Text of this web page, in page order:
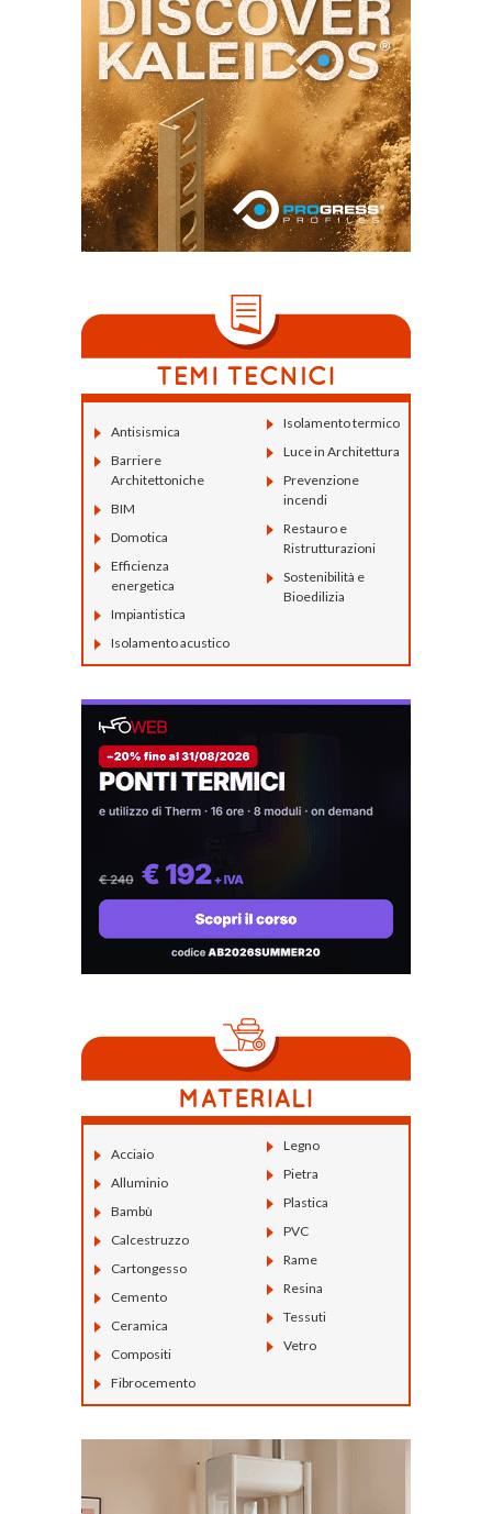
Antisismica
Barriere
Architettoniche
BIM
Domotica
Efficienza
energetica
Impiantistica
Isolamento acustico
Isolamento termico
Luce in Architettura
Prevenzione
incendi
Restauro e
Ristrutturazioni
Sostenibilità e
Bioedilizia
Acciaio
Alluminio
Bambù
Calcestruzzo
Cartongesso
Cemento
Ceramica
Compositi
Fibrocemento
Legno
Pietra
Plastica
PVC
Rame
Resina
Tessuti
Vetro